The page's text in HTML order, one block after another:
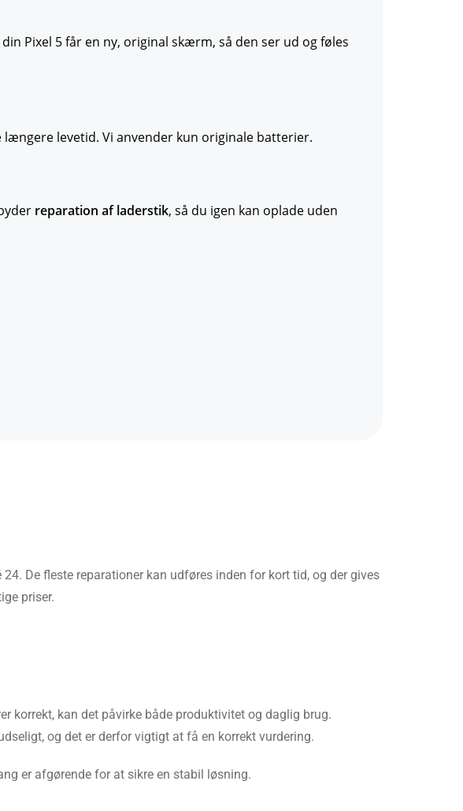
Pixel 5 får en ny, original skærm, så den ser ud og føles
levetid. Vi anvender kun originale batterier.
reparation af laderstik, så du igen kan oplade uden
De fleste reparationer kan udføres inden for kort tid, og der gives
priser.
korrekt, kan det påvirke både produktivitet og daglig brug.
og det er derfor vigtigt at få en korrekt vurdering.
er afgørende for at sikre en stabil løsning.